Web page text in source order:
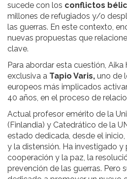
sucede con los conflictos
millones de refugiados y/o
las guerras. En este contexto,
nuevas propuestas que
clave.
Para abordar esta cuestión,
exclusiva a Tapio Varis, uno de
europeos más implicados
40 años, en el proceso de
Actual profesor emérito de la
(Finlandia) y Catedrático de la
estado dedicada, desde el
y la distensión. Ha investigado
cooperación y la paz, la
prevención de las guerras. Pero